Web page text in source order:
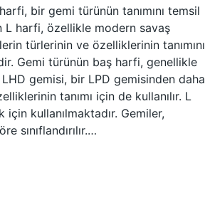
bir gemi türünün tanımını temsil
L harfi, özellikle modern savaş
türlerinin ve özelliklerinin tanımını
Gemi türünün baş harfi, genellikle
gemisi, bir LPD gemisinden daha
tanımı için de kullanılır. L
kullanılmaktadır. Gemiler,
sınıflandırılır.…